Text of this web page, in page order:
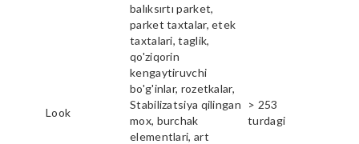
Look
balıksırtı parket,
parket taxtalar, etek
taxtalari, taglik,
qo'ziqorin
kengaytiruvchi
bo'g'inlar, rozetkalar,
Stabilizatsiya qilingan
mox, burchak
elementlari, art
> 253
turdagi